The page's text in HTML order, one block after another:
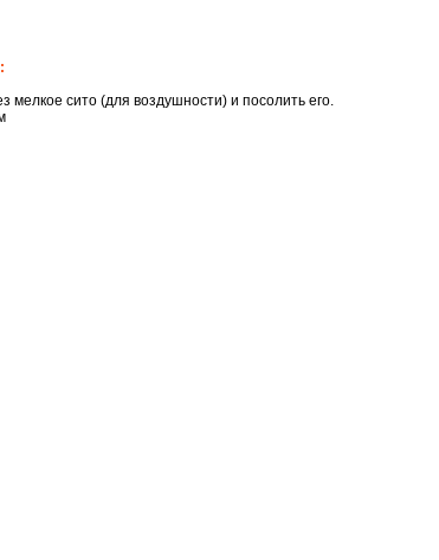
мелкое сито (для воздушности) и посолить его.